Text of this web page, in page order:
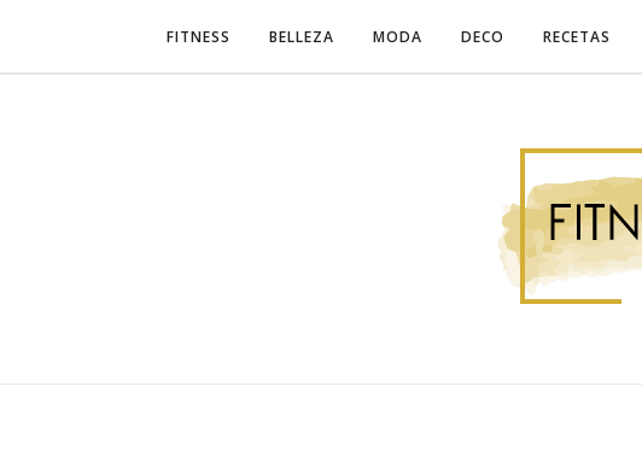
FITNESS BELLEZA MODA DECO RECETAS